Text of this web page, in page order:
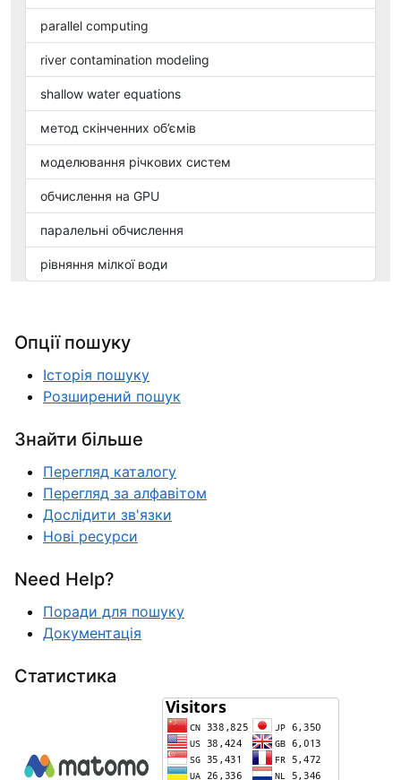
parallel computing
river contamination modeling
shallow water equations
метод скінченних об’ємів
моделювання річкових систем
обчислення на GPU
паралельні обчислення
рівняння мілкої води
Опції пошуку
Історія пошуку
Розширений пошук
Знайти більше
Перегляд каталогу
Перегляд за алфавітом
Дослідити зв'язки
Нові ресурси
Need Help?
Поради для пошуку
Документація
Статистика